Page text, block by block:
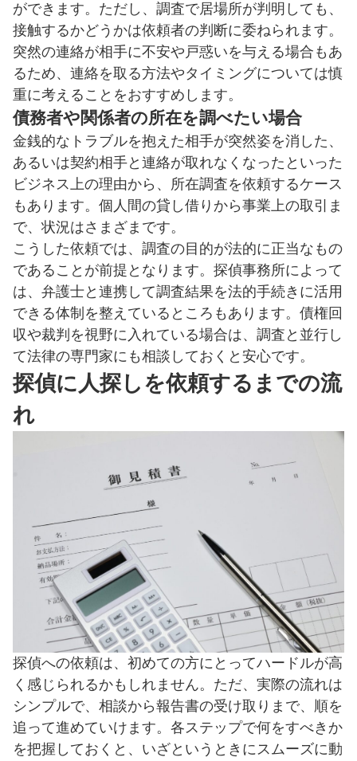
ができます。ただし、調査で居場所が判明しても、
接触するかどうかは依頼者の判断に委ねられます。
突然の連絡が相手に不安や戸惑いを与える場合もあ
るため、連絡を取る方法やタイミングについては慎
重に考えることをおすすめします。
債務者や関係者の所在を調べたい場合
金銭的なトラブルを抱えた相手が突然姿を消した、
あるいは契約相手と連絡が取れなくなったといった
ビジネス上の理由から、所在調査を依頼するケース
もあります。個人間の貸し借りから事業上の取引ま
で、状況はさまざまです。
こうした依頼では、調査の目的が法的に正当なもの
であることが前提となります。探偵事務所によって
は、弁護士と連携して調査結果を法的手続きに活用
できる体制を整えているところもあります。債権回
収や裁判を視野に入れている場合は、調査と並行し
て法律の専門家にも相談しておくと安心です。
探偵に人探しを依頼するまでの流
れ
探偵への依頼は、初めての方にとってハードルが高
く感じられるかもしれません。ただ、実際の流れは
シンプルで、相談から報告書の受け取りまで、順を
追って進めていけます。各ステップで何をすべきか
を把握しておくと、いざというときにスムーズに動